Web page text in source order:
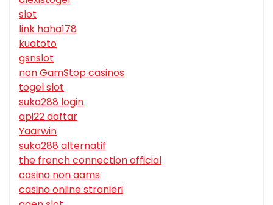
slot
link haha178
kuatoto
gsnslot
non GamStop casinos
togel slot
suka288 login
api22 daftar
Yaarwin
suka288 alternatif
the french connection official
casino non aams
casino online stranieri